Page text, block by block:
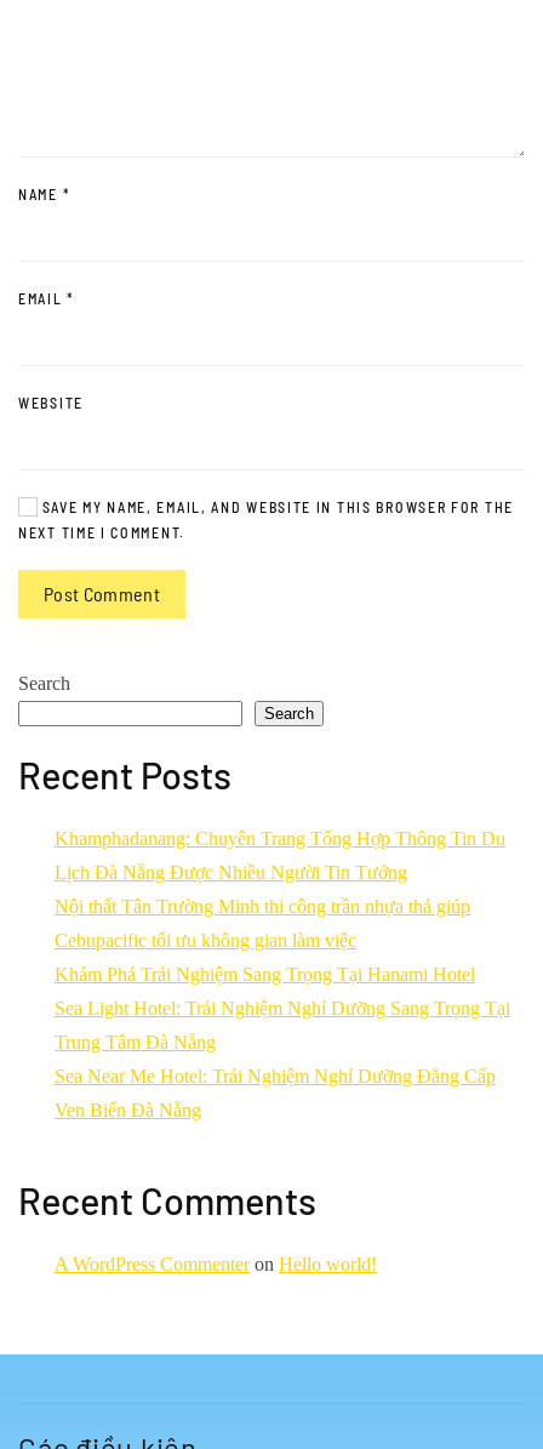
NAME *
EMAIL*
WEBSITE
SAVE MY NAME, EMAIL, AND WEBSITE IN THIS BROWSER FOR THE
NEXT TIME I COMMENT.
Post Comment
Search
Search
Recent Posts
Khamphadanang: Chuyên Trang Tổng Hợp Thông Tin Du
Lịch Đà Nẵng Được Nhiều Người Tin Tưởng
Nội thất Tân Trường Minh thi công trần nhựa thả giúp
Cebupacific tối ưu không gian làm việc
Khám Phá Trải Nghiệm Sang Trọng Tại Hanami Hotel
Sea Light Hotel: Trải Nghiệm Nghỉ Dưỡng Sang Trọng Tại
Trung Tâm Đà Nẵng
Sea Near Me Hotel: Trải Nghiệm Nghỉ Dưỡng Đẳng Cấp
Ven Biển Đà Nẵng
Recent Comments
A WordPress Commenteron Hello world!